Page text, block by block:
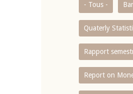
- Tous -
Quaterly
Rapport
Report on